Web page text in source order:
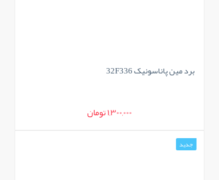
برد مین پاناسونیک 32F336
1,300,000 تومان
جدید